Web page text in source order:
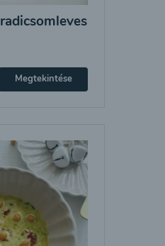
Megtekintése